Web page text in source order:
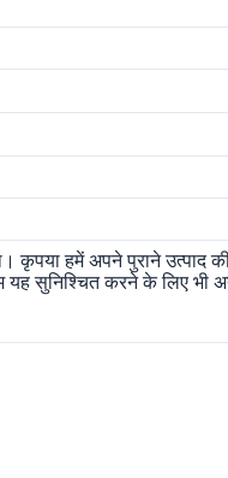
कृपया हमें अपने पुराने उत्पाद
सुनिश्चित करने के लिए भी